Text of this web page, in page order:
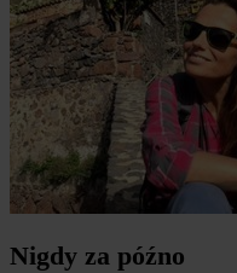
Nigdy za późno